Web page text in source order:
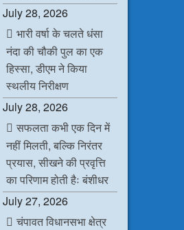
July 28, 2026
भारी वर्षा के चलते धंसा
नंदा की चौकी पुल का एक
हिस्सा, डीएम ने किया
स्थलीय निरीक्षण
July 28, 2026
सफलता कभी एक दिन में
नहीं मिलती, बल्कि निरंतर
प्रयास, सीखने की प्रवृत्ति
का परिणाम होती हैः बंशीधर
July 27, 2026
चंपावत विधानसभा क्षेत्र